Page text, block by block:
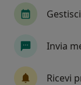
Invia
Ricevi
Ortopedico